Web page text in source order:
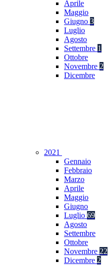
Aprile
Maggio
Giugno 3
Luglio
Agosto
Settembre 1
Ottobre
Novembre 2
Dicembre
2021
Gennaio
Febbraio
Marzo
Aprile
Maggio
Giugno
Luglio 69
Agosto
Settembre
Ottobre
Novembre 22
Dicembre 2